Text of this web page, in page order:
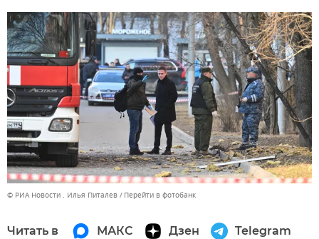
© РИА Новости . Илья Питалев Перейти в фотобанк
Читать в МАКС Дзен Telegram